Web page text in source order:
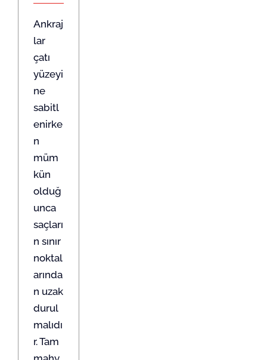
Ankraj
lar
çatı
yüzeyi
ne
sabitl
enirke
n
müm
kün
olduğ
unca
saçları
n sınır
noktal
arında
n uzak
durul
malıdı
r. Tam